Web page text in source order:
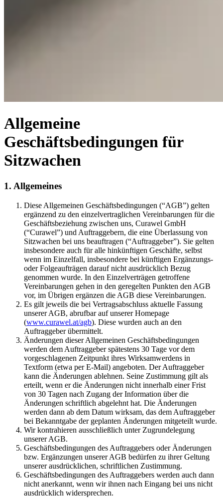
Allgemeine
Geschäftsbedingungen für
Sitzwachen
1. Allgemeines
Diese Allgemeinen Geschäftsbedingungen (“AGB”) gelten
ergänzend zu den einzelvertraglichen Vereinbarungen für die
Geschäftsbeziehung zwischen uns, Curawel GmbH
(“Curawel”) und Auftraggebern, die eine Überlassung von
Sitzwachen bei uns beauftragen (“Auftraggeber”). Sie gelten
insbesondere auch für alle hinkünftigen Geschäfte, selbst
wenn im Einzelfall, insbesondere bei künftigen Ergänzungs-
oder Folgeaufträgen darauf nicht ausdrücklich Bezug
genommen wurde. In den Einzelverträgen getroffene
Vereinbarungen gehen in den geregelten Punkten den AGB
vor, im Übrigen ergänzen die AGB diese Vereinbarungen.
Es gilt jeweils die bei Vertragsabschluss aktuelle Fassung
unserer AGB, abrufbar auf unserer Homepage
(www.curawel.at/agb). Diese wurden auch an den
Auftraggeber übermittelt.
Änderungen dieser Allgemeinen Geschäftsbedingungen
werden dem Auftraggeber spätestens 30 Tage vor dem
vorgeschlagenen Zeitpunkt ihres Wirksamwerdens in
Textform (etwa per E-Mail) angeboten. Der Auftraggeber
kann die Änderungen ablehnen. Seine Zustimmung gilt als
erteilt, wenn er die Änderungen nicht innerhalb einer Frist
von 30 Tagen nach Zugang der Information über die
Änderungen schriftlich abgelehnt hat. Die Änderungen
werden dann ab dem Datum wirksam, das dem Auftraggeber
bei Bekanntgabe der geplanten Änderungen mitgeteilt wurde.
Wir kontrahieren ausschließlich unter Zugrundelegung
unserer AGB.
Geschäftsbedingungen des Auftraggebers oder Änderungen
bzw. Ergänzungen unserer AGB bedürfen zu ihrer Geltung
unserer ausdrücklichen, schriftlichen Zustimmung.
Geschäftsbedingungen des Auftraggebers werden auch dann
nicht anerkannt, wenn wir ihnen nach Eingang bei uns nicht
ausdrücklich widersprechen.